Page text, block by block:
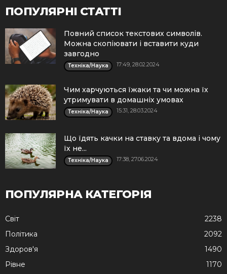
ПОПУЛЯРНІ СТАТТІ
Повний список текстових символів.
Можна скопіювати і вставити куди
завгодно
Техніка/Наука 17:49, 28.02.2024
Чим харчуються їжаки та чи можна їх
утримувати в домашніх умовах
Техніка/Наука 15:31, 28.03.2024
Що їдять качки на ставку та вдома і чому
їх не...
Техніка/Наука 17:38, 27.06.2024
ПОПУЛЯРНА КАТЕГОРІЯ
Cвіт
2238
Політика
2092
Здоров'я
1490
Рівне
1170